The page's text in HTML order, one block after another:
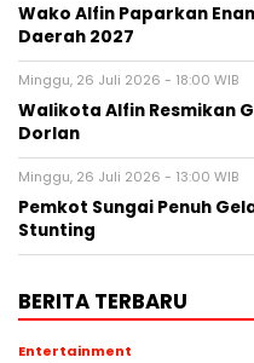
Wako Alfin Paparkan
Daerah 2027
Minggu, 26 Juli 2026 - 18:00 WIB
Walikota Alfin Resmikan
Dorlan
Minggu, 26 Juli 2026 - 13:00 WIB
Pemkot Sungai Penuh
Stunting
BERITA TERBARU
Entertainment